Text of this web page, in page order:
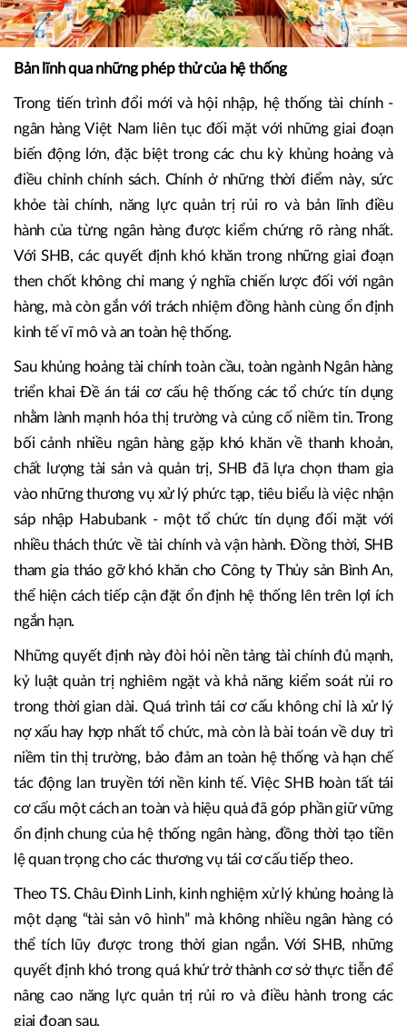
Bản lĩnh qua những phép thử của hệ thống
Trong tiến trình đổi mới và hội nhập, hệ thống tài chính -
ngân hàng Việt Nam liên tục đối mặt với những giai đoạn
biến động lớn, đặc biệt trong các chu kỳ khủng hoảng và
điều chỉnh chính sách. Chính ở những thời điểm này, sức
khỏe tài chính, năng lực quản trị rủi ro và bản lĩnh điều
Với SHB, các quyết định khó khăn trong những giai đoạn
then chốt không chỉ mang ý nghĩa chiến lược đối với ngân
hàng, mà còn gắn với trách nhiệm đồng hành cùng ổn định
kinh tế vĩ mô và an toàn hệ thống.
Sau khủng hoảng tài chính toàn cầu, toàn ngành Ngân hàng
triển khai Đề án tái cơ cấu hệ thống các tổ chức tín dụng
nhằm lành mạnh hóa thị trường và củng cố niềm tin. Trong
bối cảnh nhiều ngân hàng gặp khó khăn về thanh khoản,
chất lượng tài sản và quản trị, SHB đã lựa chọn tham gia
vào những thương vụ xử lý phức tạp, tiêu biểu là việc nhận
nhiều thách thức về tài chính và vận hành. Đồng thời, SHB
tham gia tháo gỡ khó khăn cho Công ty Thủy sản Bình An,
thể hiện cách tiếp cận đặt ổn định hệ thống lên trên lợi ích
ngắn hạn.
Những quyết định này đòi hỏi nền tảng tài chính đủ mạnh,
kỷ luật quản trị nghiêm ngặt và khả năng kiểm soát rủi ro
trong thời gian dài. Quá trình tái cơ cấu không chỉ là xử lý
nợ xấu hay hợp nhất tổ chức, mà còn là bài toán về duy trì
tác động lan truyền tới nền kinh tế. Việc SHB hoàn tất tái
cơ cấu một cách an toàn và hiệu quả đã góp phần giữ vững
ổn định chung của hệ thống ngân hàng, đồng thời tạo tiền
lệ quan trọng cho các thương vụ tái cơ cấu tiếp theo.
Theo TS. Châu Đình Linh, kinh nghiệm xử lý khủng hoảng là